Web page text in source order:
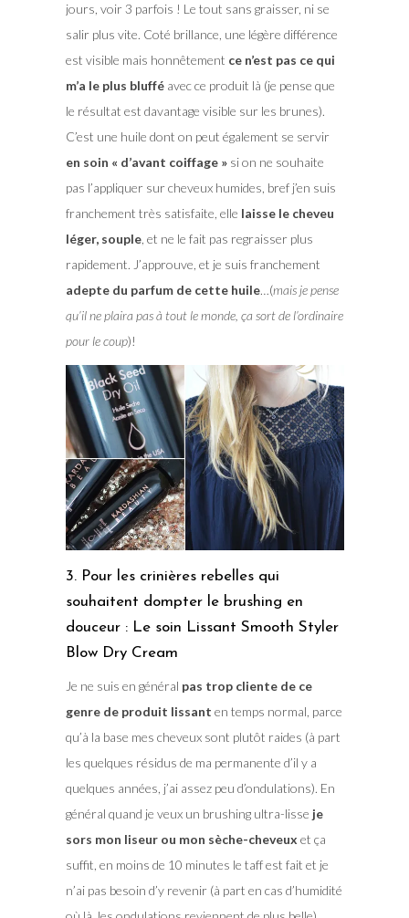
jours, voir 3 parfois ! Le tout sans graisser, ni se
salir plus vite. Coté brillance, une légère différence
est visible mais honnêtement ce n’est pas ce qui
m’a le plus blufféavec ce produit là (je pense que
le résultat est davantage visible sur les brunes).
C’est une huile dont on peut également se servir
en soin « d’avant coiffage »si on ne souhaite
pas l’appliquer sur cheveux humides, bref j’en suis
franchement très satisfaite, elle laisse le cheveu
léger, souple, et ne le fait pas regraisser plus
rapidement. J’approuve, et je suis franchement
adepte du parfum de cette huile…(mais je pense
qu’il ne plaira pas à tout le monde, ça sort de l’ordinaire
pour le coup)!
3. Pour les crinières rebelles qui
souhaitent dompter le brushing en
douceur : Le soin Lissant Smooth Styler
Blow Dry Cream
Je ne suis en général pas trop cliente de ce
genre de produit lissant en temps normal, parce
qu’à la base mes cheveux sont plutôt raides (à part
les quelques résidus de ma permanente d’il y a
quelques années, j’ai assez peu d’ondulations). En
général quand je veux un brushing ultra-lisse je
sors mon liseur ou mon sèche-cheveux et ça
suffit, en moins de 10 minutes le taff est fait et je
n’ai pas besoin d’y revenir (à part en cas d’humidité